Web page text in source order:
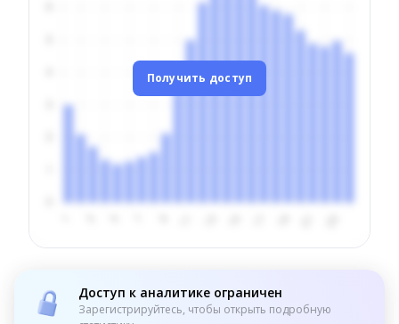
Получить доступ
Доступ к аналитике ограничен
Зарегистрируйтесь, чтобы открыть подробную